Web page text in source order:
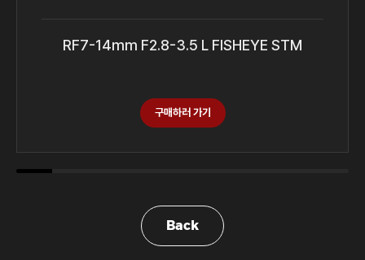
RF7-14mm F2.8-3.5 L FISHEYE STM
구매하러 가기
Back